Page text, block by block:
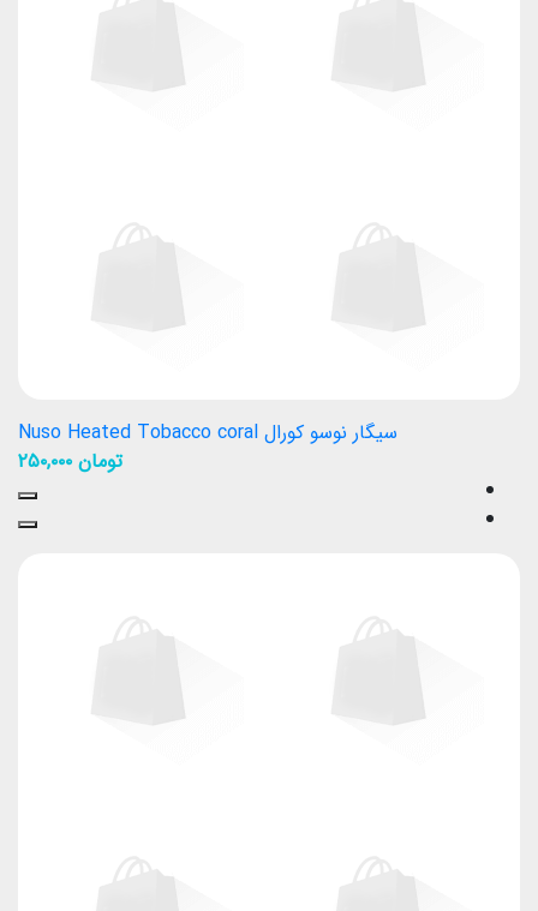
سیگار نوسو کورال Nuso Heated Tobacco coral
تومان